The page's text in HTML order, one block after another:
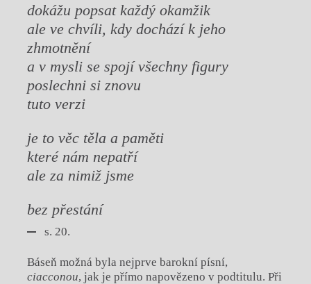
dokážu popsat každý okamžik
ale ve chvíli, kdy dochází k jeho
zhmotnění
a v mysli se spojí všechny figury
poslechni si znovu
tuto verzi
je to věc těla a paměti
které nám nepatří
ale za nimiž jsme
bez přestání
s. 20.
Báseň možná byla nejprve barokní písní,
ciacconou, jak je přímo napovězeno v podtitulu. Při